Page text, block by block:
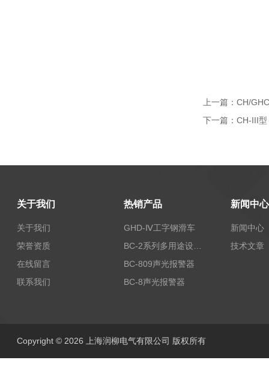
上一篇： CH/
下一篇： CH-III
关于我们
关于我们
荣誉资质
在线留言
联系我们
热销产品
GHD-Ⅳ工字钢滑车
BC-809声光报警器
BC-8声光报警器
新闻中心
新闻中心
技术文章
Copyright © 2026 上海润柳电气有限公司 版权所有